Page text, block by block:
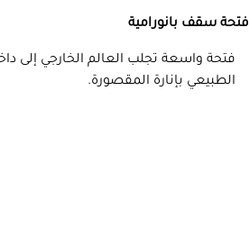
فتحة سقف بانورامية
فتحة واسعة تجلب العالم الخارجي إلى
الطبيعي بإنارة المقصورة.